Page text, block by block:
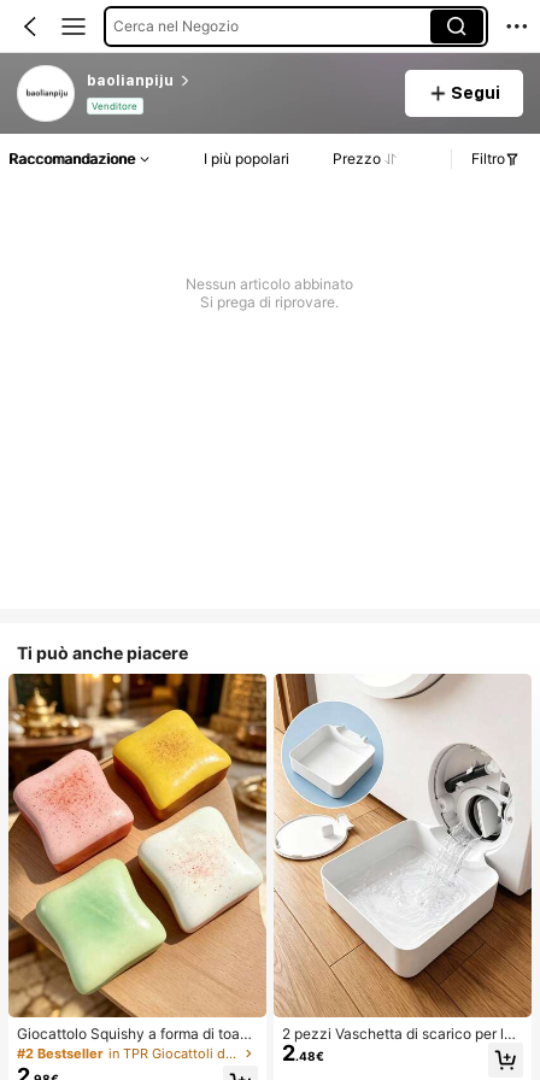
Cerca nel Negozio
baolianpiju
Venditore
Segui
Raccomandazione I più popolari Prezzo Filtro
Nessun articolo abbinato
Si prega di riprovare.
Ti può anche piacere
Giocattolo Squishy a forma di toast
extra large, super morbido, giocattol
o antistress a forma di toast al burr
#2 Bestseller in TPR Giocattoli divertenti e novità per adolesce
2 pezzi Vaschetta di scarico per lav
atrice, Tappetino di protezione imp
ermeabile per pavimento della lava
2.48€